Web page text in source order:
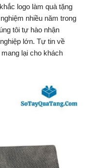
logo làm quà tặng
nhiều năm trong
tôi tự hào nhận
lớn. Tự tin về
lại cho khách